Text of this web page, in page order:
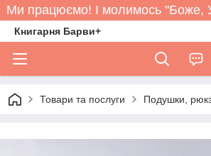
Ми працюємо! І молимось "Боже,
Книгарня Барви+
Товари та послуги Подушки,